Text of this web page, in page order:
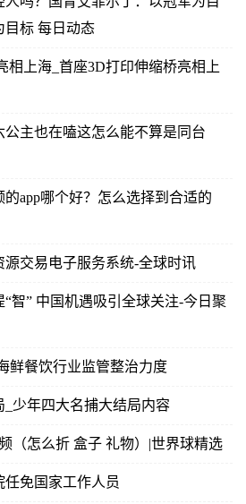
目标 每日动态
相上海_首座3D打印伸缩桥亮相上
主也在嗑这怎么能不算是同台
app哪个好？怎么选择到合适的
交易电子服务系统-全球时讯
智” 中国机遇吸引全球关注-今日聚
鲜餐饮行业监管整治力度
_少年四大名捕大结局内容
（怎么折 盒子 礼物）|世界球精选
免国家工作人员